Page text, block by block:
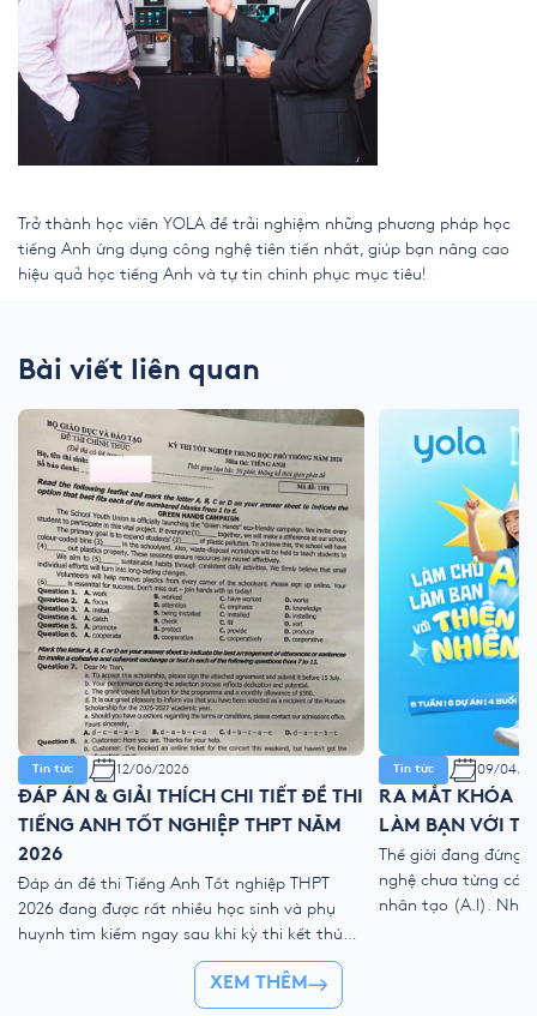
Trở thành học viên YOLA để trải nghiệm những phương pháp học
tiếng Anh ứng dụng công nghệ tiên tiến nhất, giúp bạn nâng cao
hiệu quả học tiếng Anh và tự tin chinh phục mục tiêu!
Bài viết liên quan
Tin tức 12/06/2026
ĐÁP ÁN & GIẢI THÍCH CHI TIẾT ĐỀ THI
TIẾNG ANH TỐT NGHIỆP THPT NĂM
2026
Đáp án đề thi Tiếng Anh Tốt nghiệp THPT
2026 đang được rất nhiều học sinh và phụ
huynh tìm kiếm ngay sau khi kỳ thi kết thúc.
Để giúp thí sinh nhanh chóng đối chiếu kết
quả và đánh giá bài làm của mình, YOLA cập
nhật đề thi chính thức, đáp án tham […]
Tin tức 09/04/
RA MẮT KHÓA
LÀM BẠN VỚI
Thế giới đang đứng
nghệ chưa từng có
nhân tạo (A.I).
XEM THÊM